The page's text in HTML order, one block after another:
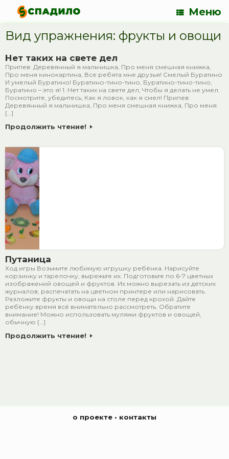
Меню
Вид упражнения: фрукты и овощи
Нет таких на свете дел
Припев: Деревянный я мальчишка, Про меня смешная книжка,
Про меня кинокартина, Все ребята мне друзья! Смелый Буратино
И умелый Буратино! Буратино-тино-тино, Буратино-тино-тино,
Буратино – это я! 1. Нет таких на свете дел, Чтобы я делать не умел.
Посмотрите, убедитесь, Как я ловок, как я смел! Припев:
Деревянный я мальчишка, Про меня смешная книжка, Про меня
[…]
Продолжить чтение!
Путаница
Ход игры Возьмите любимую игрушку ребёнка. Нарисуйте
корзинку и тарелочку, вырежьте их. Подготовьте по 6-7 цветных
изображений овощей и фруктов. Их можно вырезать из детских
журналов, распечатать на цветном принтере или нарисовать.
Разложите фрукты и овощи на столе перед крохой. Дайте
ребёнку время всё внимательно рассмотреть. Обратите
внимание! Можно использовать муляжи фруктов и овощей,
обычную […]
Продолжить чтение!
о проекте • контакты